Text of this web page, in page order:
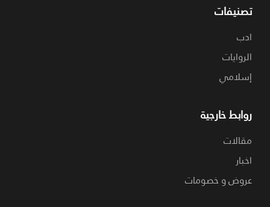
تصنيفات
ادب
الروايات
إسلامي
روابط خارجية
مقالات
اخبار
عروض و خصومات